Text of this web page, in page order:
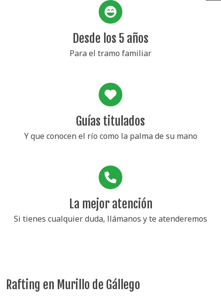
Desde los 5 años
Para el tramo familiar
Guías titulados
Y que conocen el río como la palma de su mano
La mejor atención
Si tienes cualquier duda, llámanos y te atenderemos
Rafting en Murillo de Gállego